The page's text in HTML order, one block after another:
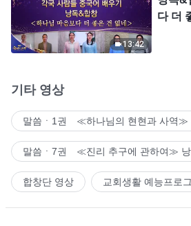
13:42
다 더
기타 영상
말씀ㆍ1권 ≪하나님의 현현과 사역≫
말씀ㆍ7권 ≪진리 추구에 관하여≫ 낭
합창단 영상 교회생활 예능프로